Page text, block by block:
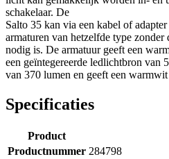
schakelaar. De
Salto 35 kan via een kabel of
armaturen van hetzelfde type zonder
nodig is. De armatuur geeft een
een geïntegereerde ledlichtbron van
van 370 lumen en geeft een
Specificaties
Product
Productnummer 284798